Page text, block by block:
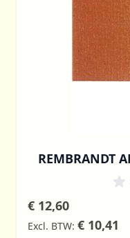
REMBRANDT
€ 12,60
€ 10,41